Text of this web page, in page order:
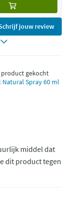
jouw review
product gekocht
Natural Spray 60 ml
middel dat
dit product tegen